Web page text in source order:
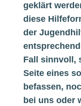
geklärt
diese
der
Fall sinnvoll,
Seite eines
befassen,
bei uns oder